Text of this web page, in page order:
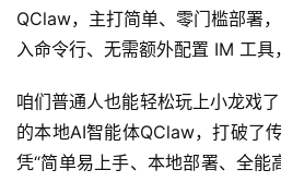
QClaw，主打简单、零门槛部署
入命令行、无需额外配置 IM 工具
咱们普通人也能轻松玩上小龙戏
的本地AI智能体QClaw，打破了
凭“简单易上手、本地部署、全能